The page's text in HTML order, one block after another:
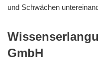
und Schwächen
GmbH